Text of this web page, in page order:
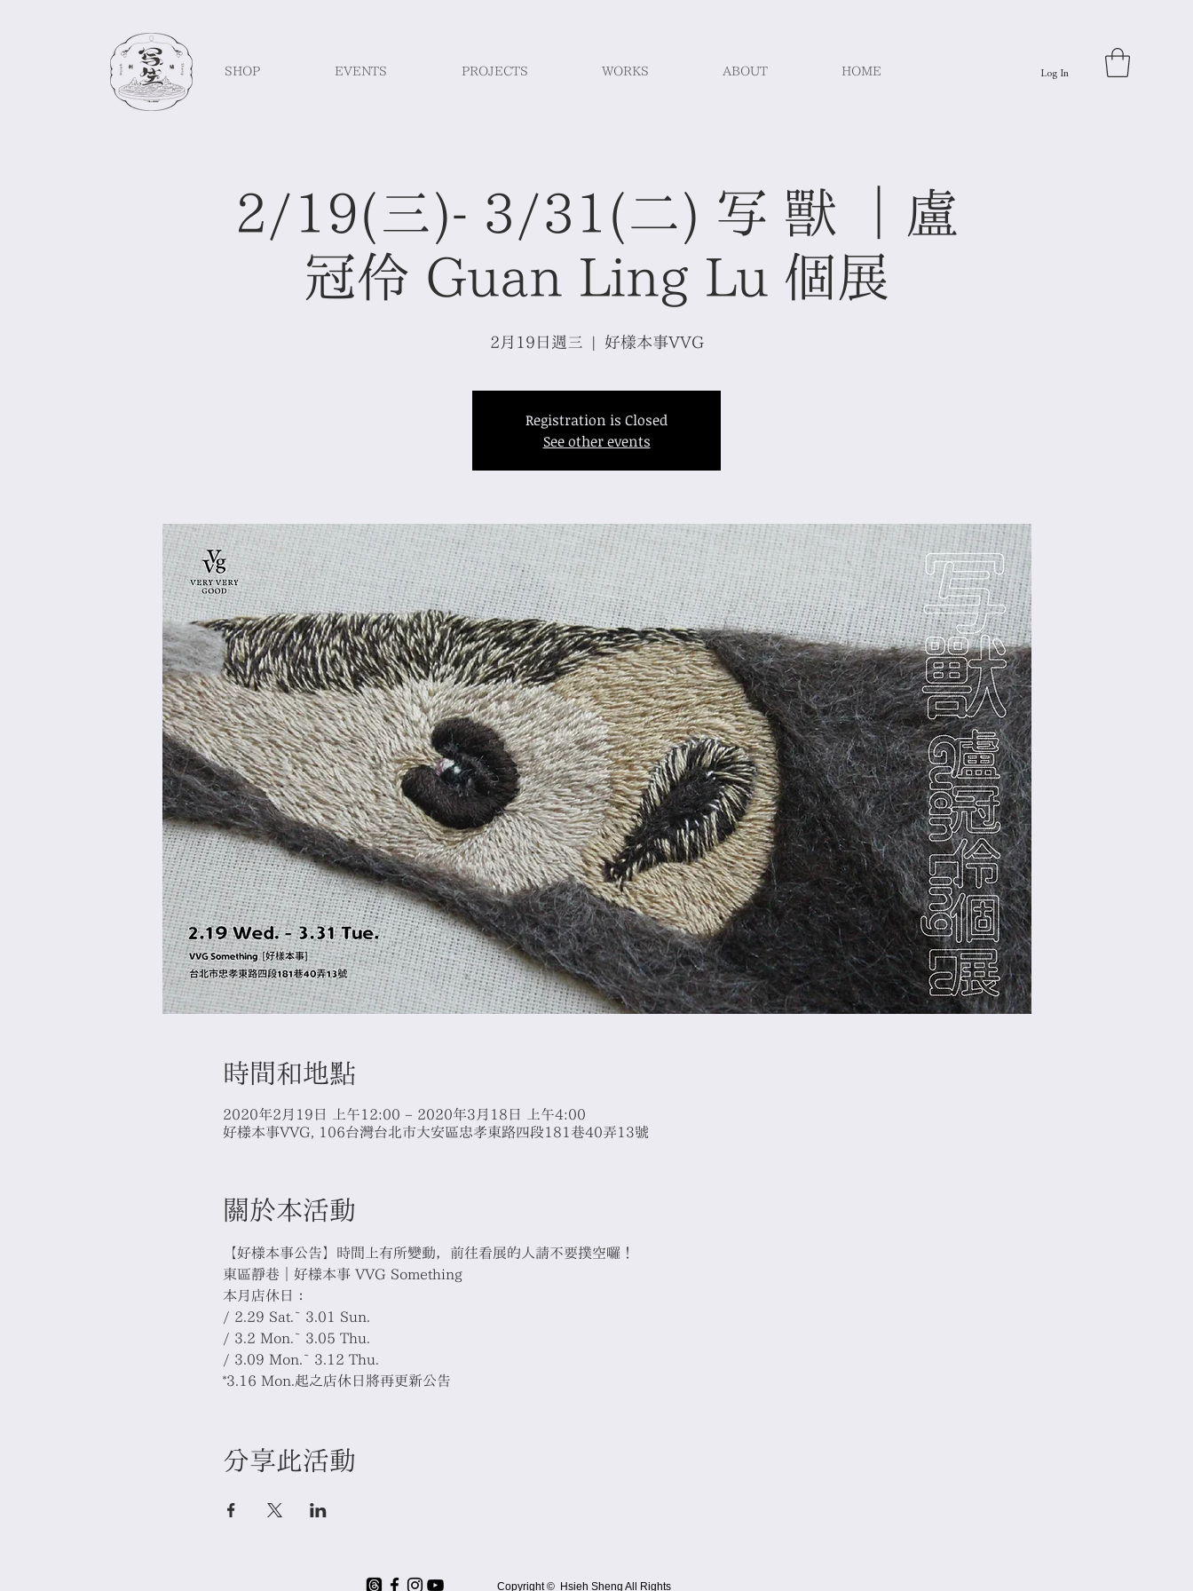
SHOP EVENTS PROJECTS WORKS ABOUT HOME Log In
2/19(三)- 3/31(二) 写 獸 ｜盧
冠伶 Guan Ling Lu 個展
2月19日週三 好樣本事VVG
Registration is Closed
See other events
時間和地點
2020年2月19日 上午12:00 – 2020年3月18日 上午4:00
好樣本事VVG, 106台灣台北市大安區忠孝東路四段181巷40弄13號
關於本活動
【好樣本事公告】時間上有所變動，前往看展的人請不要撲空囉！
東區靜巷｜好樣本事 VVG Something⁣
本月店休日：
/ 2.29 Sat.~ 3.01 Sun.
/ 3.2 Mon.~ 3.05 Thu.
/ 3.09 Mon.~ 3.12 Thu.⁣
*3.16 Mon.起之店休日將再更新公告⁣
分享此活動
Copyright © Hsieh Sheng All Rights